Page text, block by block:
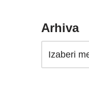
Arhiva